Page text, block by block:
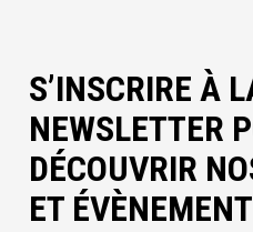
S’INSCRIRE À
NEWSLETTER
DÉCOUVRIR
ET